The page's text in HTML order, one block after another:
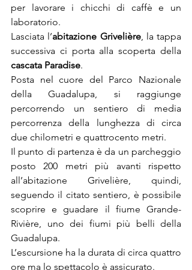
per lavorare i chicchi di caffè e un
laboratorio.
Lasciata l’abitazione Grivelière, la tappa
cascata Paradise.
Posta nel cuore del Parco Nazionale
della Guadalupa, si raggiunge
percorrendo un sentiero di media
percorrenza della lunghezza di circa
due chilometri e quattrocento metri.
Il punto di partenza è da un parcheggio
posto 200 metri più avanti rispetto
all’abitazione Grivelière, quindi,
seguendo il citato sentiero, è possibile
scoprire e guadare il fiume Grande-
Rivière, uno dei fiumi più belli della
Guadalupa.
L’escursione ha la durata di circa quattro
ore ma lo spettacolo è assicurato.